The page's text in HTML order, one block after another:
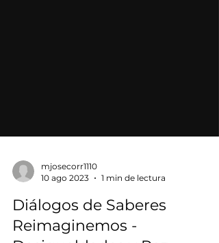
mjosecorr1110
10 ago 2023
1 min de lectura